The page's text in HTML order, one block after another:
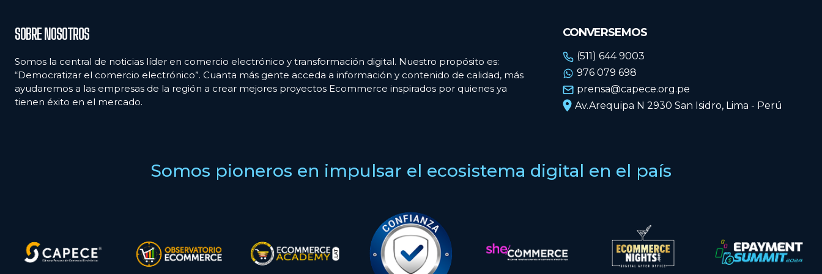
SOBRE NOSOTROS
Somos la central de noticias líder en comercio electrónico y transformación digital. Nuestro propósito es:
“Democratizar el comercio electrónico”. Cuanta más gente acceda a información y contenido de calidad, más
ayudaremos a las empresas de la región a crear mejores proyectos Ecommerce inspirados por quienes ya
tienen éxito en el mercado.
CONVERSEMOS
(511) 644 9003
976 079 698
prensa@capece.org.pe
Av.Arequipa N 2930 San Isidro, Lima - Perú
Somos pioneros en impulsar el ecosistema digital en el país